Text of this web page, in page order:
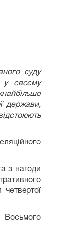
суду
у своєму
держави,
з нагоди
Восьмого